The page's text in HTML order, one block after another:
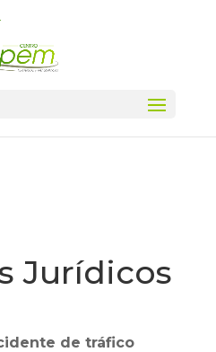
Jurídicos
de tráfico